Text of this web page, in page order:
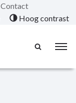
Contact
Hoog contrast